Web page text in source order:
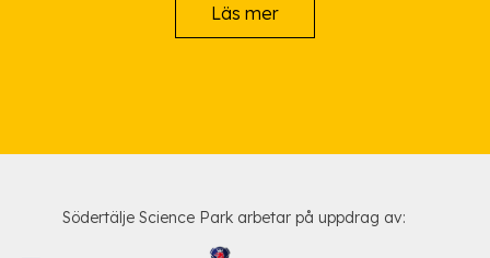
Läs mer
Södertälje Science Park arbetar på uppdrag av: